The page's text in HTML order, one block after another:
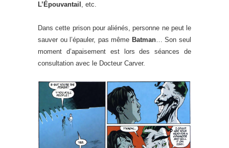
L’Épouvantail , etc.
Dans cette prison pour aliénés, personne ne peut le
sauver ou l’épauler, pas même Batman… Son seul
moment d’apaisement est lors des séances de
consultation avec le Docteur Carver.